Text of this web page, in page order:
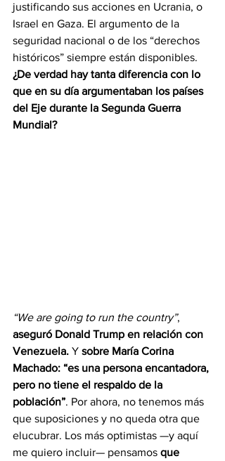
justificando sus acciones en Ucrania, o
Israel en Gaza. El argumento de la
seguridad nacional o de los “derechos
históricos” siempre están disponibles.
¿De verdad hay tanta diferencia con lo
que en su día argumentaban los países
del Eje durante la Segunda Guerra
Mundial?
“We are going to run the country”,
aseguró Donald Trump en relación con
Venezuela. Y sobre María Corina
Machado: “es una persona encantadora,
pero no tiene el respaldo de la
población”. Por ahora, no tenemos más
que suposiciones y no queda otra que
elucubrar. Los más optimistas —y aquí
me quiero incluir— pensamos que